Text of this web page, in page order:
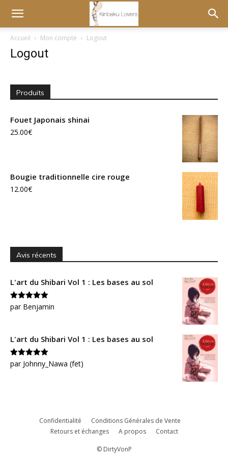
Accueil Mon compte Logout
Logout
Produits
Fouet Japonais shinai
25.00€
Bougie traditionnelle cire rouge
12.00€
Avis récents
L'art du Shibari Vol 1 : Les bases au sol
Note 5sur
5
par Benjamin
L'art du Shibari Vol 1 : Les bases au sol
Note5sur
5
par Johnny_Nawa (fet)
Confidentialité
Conditions Générales de Vente
Retours et échanges
A propos Contact
© DirtyVonP